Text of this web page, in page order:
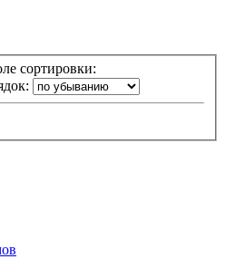
сортировки: